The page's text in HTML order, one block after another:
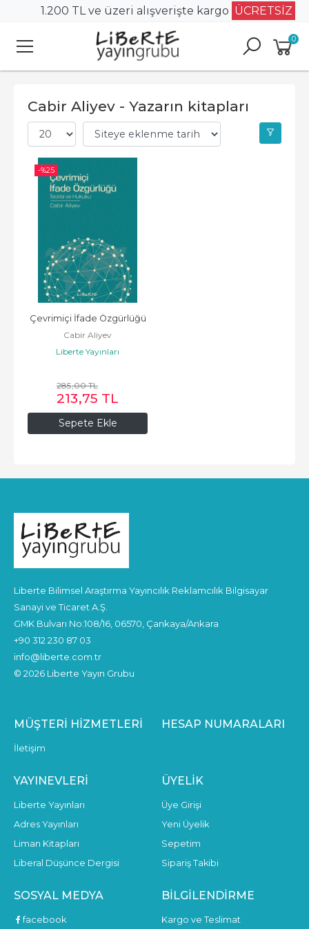
1.200 TL ve üzeri alışverişte kargo ÜCRETSİZ
0
Cabir Aliyev - Yazarın kitapları
-%25
Sepete Ekle
Çevrimiçi İfade Özgürlüğü
Cabir Aliyev
Liberte Yayınları
285,00TL
213,75 TL
Liberte Bilimsel Araştırma Yayıncılık Reklamcılık Bilgisayar
Sanayi ve Ticaret A.Ş.
GMK Bulvarı No:108/16, 06570, Çankaya/Ankara
+90 312 230 87 03
info@liberte.com.tr
© 2026 Liberte Yayın Grubu
MÜŞTERI HIZMETLERI
İletişim
HESAP NUMARALARI
YAYINEVLERI
Liberte Yayınları
Adres Yayınları
Liman Kitapları
Liberal Düşünce Dergisi
ÜYELIK
Üye Girişi
Yeni Üyelik
Sepetim
Sipariş Takibi
SOSYAL MEDYA
facebook
BILGILENDIRME
Kargo ve Teslimat